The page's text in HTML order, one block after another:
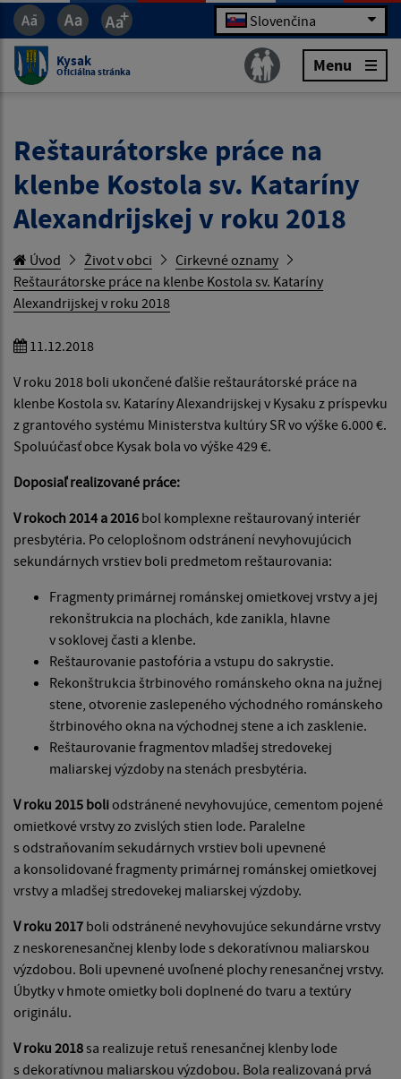
Slovenčina
Kysak
Oficiálna stránka Menu
Reštaurátorske práce na
klenbe Kostola sv. Kataríny
Alexandrijskej v roku 2018
Úvod Život v obci
Cirkevné oznamy
Reštaurátorske práce na klenbe Kostola sv. Kataríny
Alexandrijskej v roku 2018
11.12.2018
V roku 2018 boli ukončené ďalšie reštaurátorské práce na
klenbe Kostola sv. Kataríny Alexandrijskej v Kysaku z príspevku
z grantového systému Ministerstva kultúry SR vo výške 6.000 €.
Spoluúčasť obce Kysak bola vo výške 429 €.
Doposiaľ realizované práce:
V rokoch 2014 a 2016 bol komplexne reštaurovaný interiér
presbytéria. Po celoplošnom odstránení nevyhovujúcich
sekundárnych vrstiev boli predmetom reštaurovania:
Fragmenty primárnej románskej omietkovej vrstvy a jej
rekonštrukcia na plochách, kde zanikla, hlavne
v soklovej časti a klenbe.
Reštaurovanie pastofória a vstupu do sakrystie.
Rekonštrukcia štrbinového románskeho okna na južnej
stene, otvorenie zaslepeného východného románskeho
štrbinového okna na východnej stene a ich zasklenie.
Reštaurovanie fragmentov mladšej stredovekej
maliarskej výzdoby na stenách presbytéria.
V roku 2015 boliodstránené nevyhovujúce, cementom pojené
omietkové vrstvy zo zvislých stien lode. Paralelne
s odstraňovaním sekudárnych vrstiev boli upevnené
a konsolidované fragmenty primárnej románskej omietkovej
vrstvy a mladšej stredovekej maliarskej výzdoby.
V roku 2017 boli odstránené nevyhovujúce sekundárne vrstvy
z neskorenesančnej klenby lode s dekoratívnou maliarskou
výzdobou. Boli upevnené uvoľnené plochy renesančnej vrstvy.
Úbytky v hmote omietky boli doplnené do tvaru a textúry
originálu.
V roku 2018sa realizuje retuš renesančnej klenby lode
s dekoratívnou maliarskou výzdobou. Bola realizovaná prvá